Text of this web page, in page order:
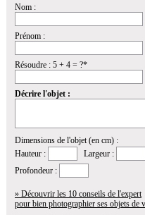
Nom :
Prénom :
Résoudre : 5 + 4 = ?*
Décrire l'objet :
Dimensions de l'objet (en cm) :
Hauteur :
Largeur :
Profondeur :
» Découvrir les 10 conseils de l'expert
pour bien photographier ses objets de